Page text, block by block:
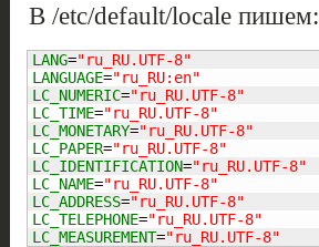
В /etc/default/locale пишем:
LANG="ru_RU.UTF-8"
LANGUAGE="ru_RU:en"
LC_NUMERIC="ru_RU.UTF-8"
LC_TIME="ru_RU.UTF-8"
LC_MONETARY="ru_RU.UTF-8"
LC_PAPER="ru_RU.UTF-8"
LC_IDENTIFICATION="ru_RU.UTF-8"
LC_NAME="ru_RU.UTF-8"
LC_ADDRESS="ru_RU.UTF-8"
LC_TELEPHONE="ru_RU.UTF-8"
LC_MEASUREMENT="ru_RU.UTF-8"